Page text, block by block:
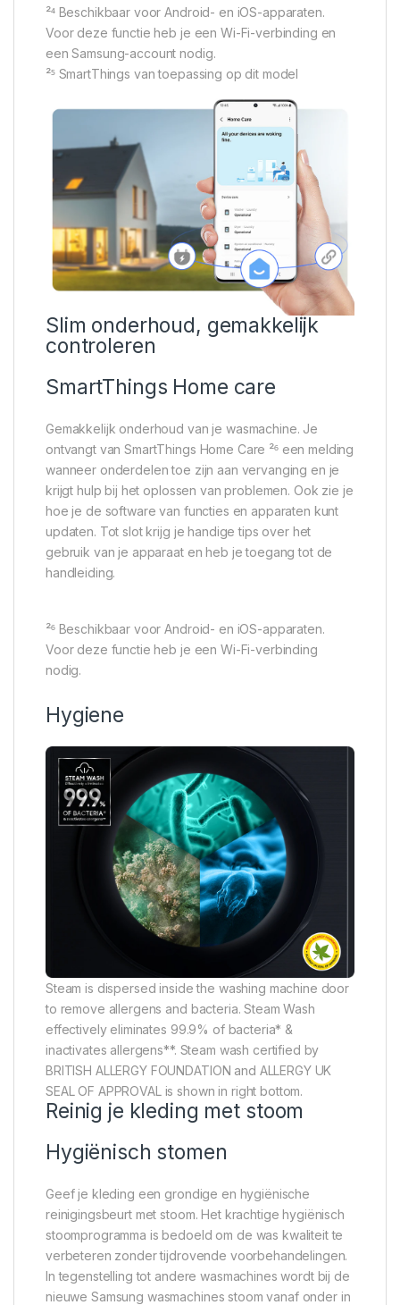
²⁴ Beschikbaar voor Android- en iOS-apparaten.
Voor deze functie heb je een Wi-Fi-verbinding en
een Samsung-account nodig.
²⁵ SmartThings van toepassing op dit model
Slim onderhoud, gemakkelijk
controleren
SmartThings Home care
Gemakkelijk onderhoud van je wasmachine. Je
ontvangt van SmartThings Home Care ²⁶ een melding
wanneer onderdelen toe zijn aan vervanging en je
krijgt hulp bij het oplossen van problemen. Ook zie je
hoe je de software van functies en apparaten kunt
updaten. Tot slot krijg je handige tips over het
gebruik van je apparaat en heb je toegang tot de
handleiding.
²⁶ Beschikbaar voor Android- en iOS-apparaten.
Voor deze functie heb je een Wi-Fi-verbinding
nodig.
Hygiene
Steam is dispersed inside the washing machine door
to remove allergens and bacteria. Steam Wash
effectively eliminates 99.9% of bacteria* &
inactivates allergens**. Steam wash certified by
BRITISH ALLERGY FOUNDATION and ALLERGY UK
SEAL OF APPROVAL is shown in right bottom.
Reinig je kleding met stoom
Hygiënisch stomen
Geef je kleding een grondige en hygiënische
reinigingsbeurt met stoom. Het krachtige hygiënisch
stoomprogramma is bedoeld om de was kwaliteit te
verbeteren zonder tijdrovende voorbehandelingen.
In tegenstelling tot andere wasmachines wordt bij de
nieuwe Samsung wasmachines stoom vanaf onder in